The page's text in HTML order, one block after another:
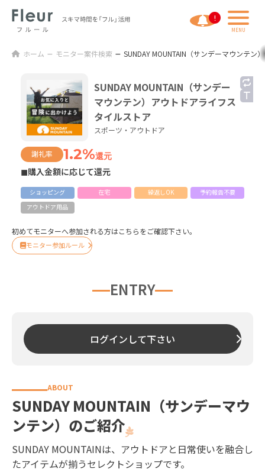
ホーム モニター案件検索 SUNDAY MOUNTAIN（サンデーマウンテン
SUNDAY MOUNTAIN（サンデー
マウンテン）アウトドアライフス
タイルストア
スポーツ・アウトドア
謝礼率 1.2%還元
◼購入金額に応じて還元
ショッピング 在宅 繰返しOK
予約報告不要
アウトドア用品
初めてモニターへ参加される方はこちらをご確認下さい。
モニター参加ルール
ENTRY
ログインして下さい
SUNDAY MOUNTAIN（サンデーマウ
ンテン）のご紹介
SUNDAY MOUNTAINは、アウトドアと日常使いを融合し
たアイテムが揃うセレクトショップです。